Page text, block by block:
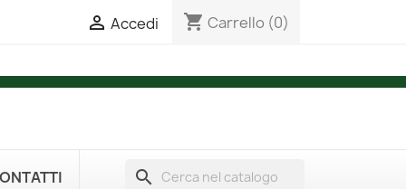
 Accedi shopping_cart Carrello (0)
search